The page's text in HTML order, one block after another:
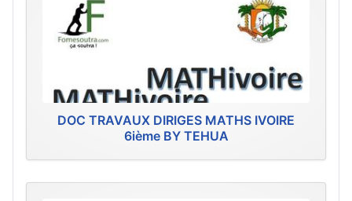
DOC TRAVAUX DIRIGES MATHS IVOIRE
6ième BY TEHUA